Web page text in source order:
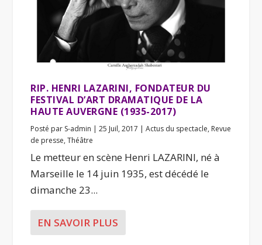
RIP. HENRI LAZARINI, FONDATEUR DU
FESTIVAL D’ART DRAMATIQUE DE LA
HAUTE AUVERGNE (1935-2017)
Posté par S-admin |25 Juil, 2017 |Actus du spectacle, Revue
de presse,Théâtre
Le metteur en scène Henri LAZARINI, né à
Marseille le 14 juin 1935, est décédé le
dimanche 23...
EN SAVOIR PLUS